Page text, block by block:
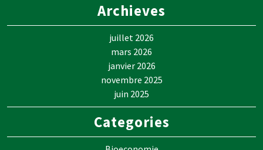
Archieves
juillet 2026
mars 2026
janvier 2026
novembre 2025
juin 2025
Categories